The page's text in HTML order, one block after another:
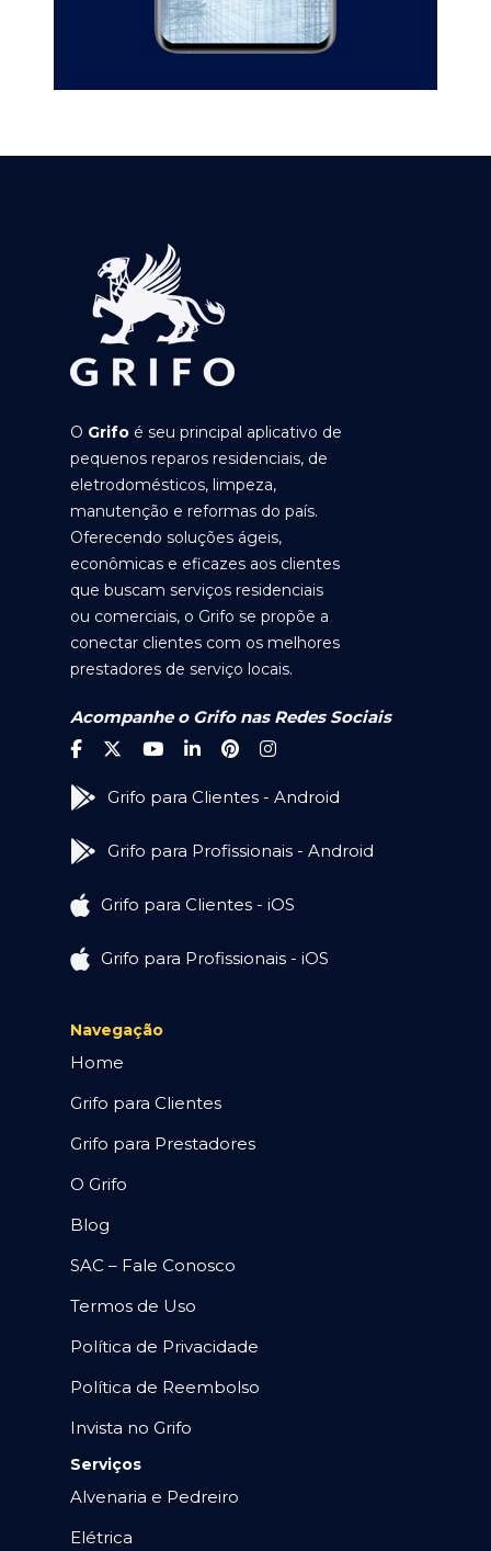
O Grifo é seu principal aplicativo de
pequenos reparos residenciais, de
eletrodomésticos, limpeza,
manutenção e reformas do país.
Oferecendo soluções ágeis,
econômicas e eficazes aos clientes
que buscam serviços residenciais
ou comerciais, o Grifo se propõe a
conectar clientes com os melhores
prestadores de serviço locais.
Acompanhe o Grifo nas Redes Sociais
Grifo para Clientes - Android
Grifo para Profissionais - Android
Grifo para Clientes - iOS
Grifo para Profissionais - iOS
Navegação
Home
Grifo para Clientes
Grifo para Prestadores
O Grifo
Blog
SAC – Fale Conosco
Termos de Uso
Política de Privacidade
Política de Reembolso
Invista no Grifo
Serviços
Alvenaria e Pedreiro
Elétrica